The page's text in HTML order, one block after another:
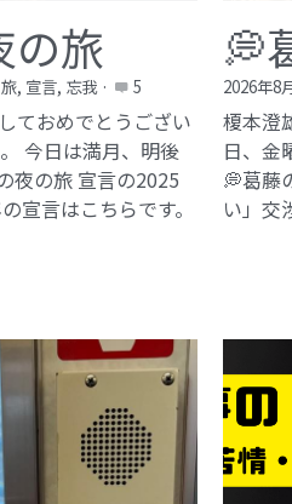
旅
旅, 宣言, 忘我· 5
ておめでとうござい
今日は満月、明後
夜の旅 宣言の2025
言はこちらです。
💭
2026年8
榎本澄
日、金
💭葛藤
い」交